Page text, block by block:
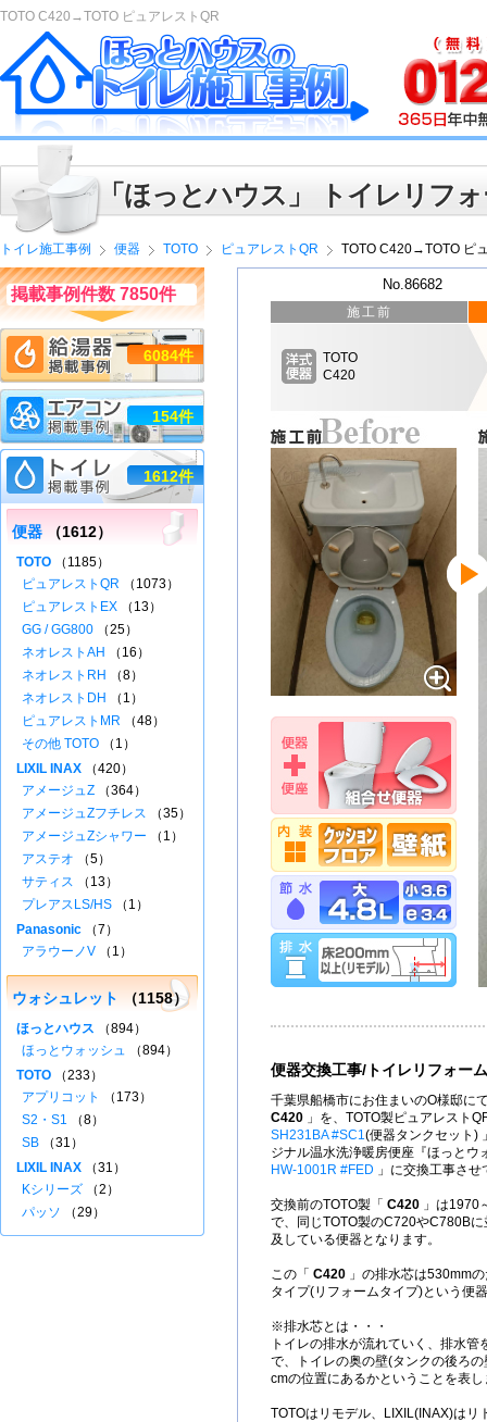
TOTO C420→TOTO ピュアレストQR
「ほっとハウス」 トイレリフ
トイレ施工事例 便器 TOTO ピュアレストQR TOTO C420→TOTO ピ
No.86682
施工前
TOTO
C420
便器交換工事/トイレリフォーム
千葉県船橋市にお住まいのO様邸に
C420 」を、TOTO製ピュアレスト
SH231BA #SC1(便器タンクセット)
ジナル温水洗浄暖房便座『ほっとウ
HW-1001R #FED 」に交換工事さ
交換前のTOTO製「 C420 」は1970
で、同じTOTO製のC720やC780B
及している便器となります。
この「 C420 」の排水芯は530mm
タイプ(リフォームタイプ)という便
※排水芯とは・・・
トイレの排水が流れていく、排水
で、トイレの奥の壁(タンクの後ろ
cmの位置にあるかということを表し
TOTOはリモデル、LIXIL(INAX)はリ
掲載事例件数 7850件
6084件
154件
1612件
便器 （1612）
TOTO （1185）
ピュアレストQR （1073）
ピュアレストEX （13）
GG / GG800 （25）
ネオレストAH
（16）
ネオレストRH
（8）
ネオレストDH
（1）
ピュアレストMR （48）
その他 TOTO （1）
LIXIL INAX （420）
アメージュZ （364）
アメージュZフチレス （35）
アメージュZシャワー （1）
アステオ （5）
サティス （13）
プレアスLS/HS （1）
Panasonic （7）
アラウーノV （1）
ウォシュレット （1158）
ほっとハウス （894）
ほっとウォッシュ （894）
TOTO （233）
アプリコット
（173）
S2・S1 （8）
SB （31）
LIXIL INAX （31）
Kシリーズ （2）
パッソ （29）